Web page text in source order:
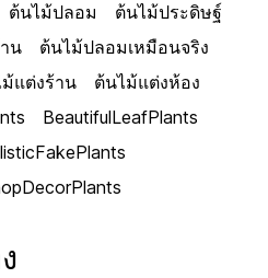
ต้นไม้ปลอม
ต้นไม้ประดิษฐ์
น
ต้นไม้ปลอมเหมือนจริง
แต่งร้าน
ต้นไม้แต่งห้อง
BeautifulLeafPlants